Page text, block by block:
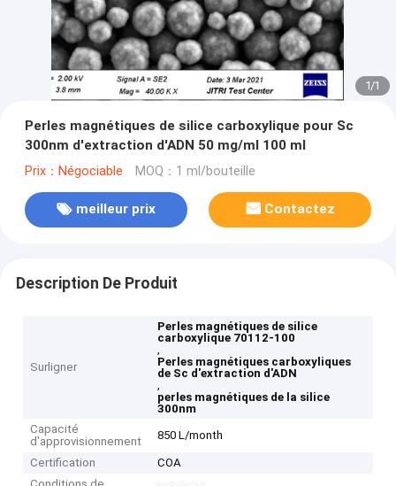
1/1
Perles magnétiques de silice carboxylique pour Sc
300nm d'extraction d'ADN 50 mg/ml 100 ml
Prix：Négociable MOQ：1 ml/bouteille
meilleur prix Contactez
Description De Produit
Surligner
Perles magnétiques de silice
carboxylique 70112-100
,
Perles magnétiques carboxyliques
de Sc d'extraction d'ADN
,
perles magnétiques de la silice
300nm
Capacité
d'approvisionnement
850 L/month
Certification
COA